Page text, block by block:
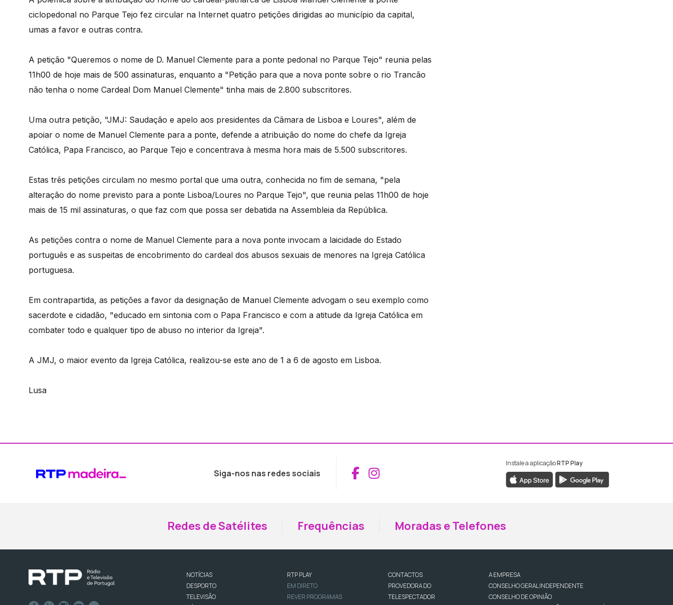
ciclopedonal no Parque Tejo fez circular na Internet quatro petições dirigidas ao município da capital,
umas a favor e outras contra.
A petição "Queremos o nome de D. Manuel Clemente para a ponte pedonal no Parque Tejo" reunia pelas
11h00 de hoje mais de 500 assinaturas, enquanto a "Petição para que a nova ponte sobre o rio Trancão
não tenha o nome Cardeal Dom Manuel Clemente" tinha mais de 2.800 subscritores.
Uma outra petição, "JMJ: Saudação e apelo aos presidentes da Câmara de Lisboa e Loures", além de
apoiar o nome de Manuel Clemente para a ponte, defende a atribuição do nome do chefe da Igreja
Católica, Papa Francisco, ao Parque Tejo e concentrava à mesma hora mais de 5.500 subscritores.
Estas três petições circulam no mesmo portal que uma outra, conhecida no fim de semana, "pela
alteração do nome previsto para a ponte Lisboa/Loures no Parque Tejo", que reunia pelas 11h00 de hoje
mais de 15 mil assinaturas, o que faz com que possa ser debatida na Assembleia da República.
As petições contra o nome de Manuel Clemente para a nova ponte invocam a laicidade do Estado
português e as suspeitas de encobrimento do cardeal dos abusos sexuais de menores na Igreja Católica
portuguesa.
Em contrapartida, as petições a favor da designação de Manuel Clemente advogam o seu exemplo como
sacerdote e cidadão, "educado em sintonia com o Papa Francisco e com a atitude da Igreja Católica em
combater todo e qualquer tipo de abuso no interior da Igreja".
A JMJ, o maior evento da Igreja Católica, realizou-se este ano de 1 a 6 de agosto em Lisboa.
Lusa
Siga-nos nas redes sociais Aceder ao Facebook da RTP Madeira
Aceder ao Instagram da RTP Madeira
Instale a aplicaçãoRTP Play
Redes de Satélites Frequências Moradas e Telefones
NOTÍCIAS
DESPORTO
TELEVISÃO
RTP PLAY
EM DIRETO
REVER PROGRAMAS
CONTACTOS
PROVEDORA DO
TELESPECTADOR
A EMPRESA
CONSELHO GERAL INDEPENDENTE
CONSELHO DE OPINIÃO